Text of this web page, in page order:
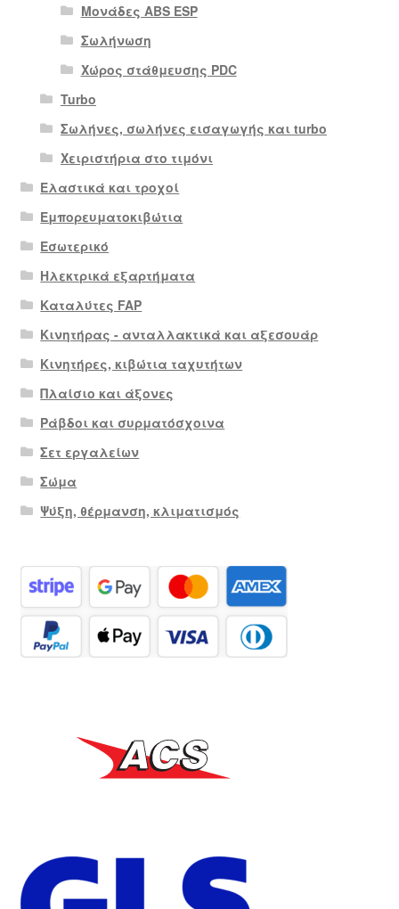
Μονάδες ABS ESP
Σωλήνωση
Χώρος στάθμευσης PDC
Turbo
Σωλήνες, σωλήνες εισαγωγής και turbo
Χειριστήρια στο τιμόνι
Ελαστικά και τροχοί
Εμπορευματοκιβώτια
Εσωτερικό
Ηλεκτρικά εξαρτήματα
Καταλύτες FAP
Κινητήρας - ανταλλακτικά και αξεσουάρ
Κινητήρες, κιβώτια ταχυτήτων
Πλαίσιο και άξονες
Ράβδοι και συρματόσχοινα
Σετ εργαλείων
Σώμα
Ψύξη, θέρμανση, κλιματισμός